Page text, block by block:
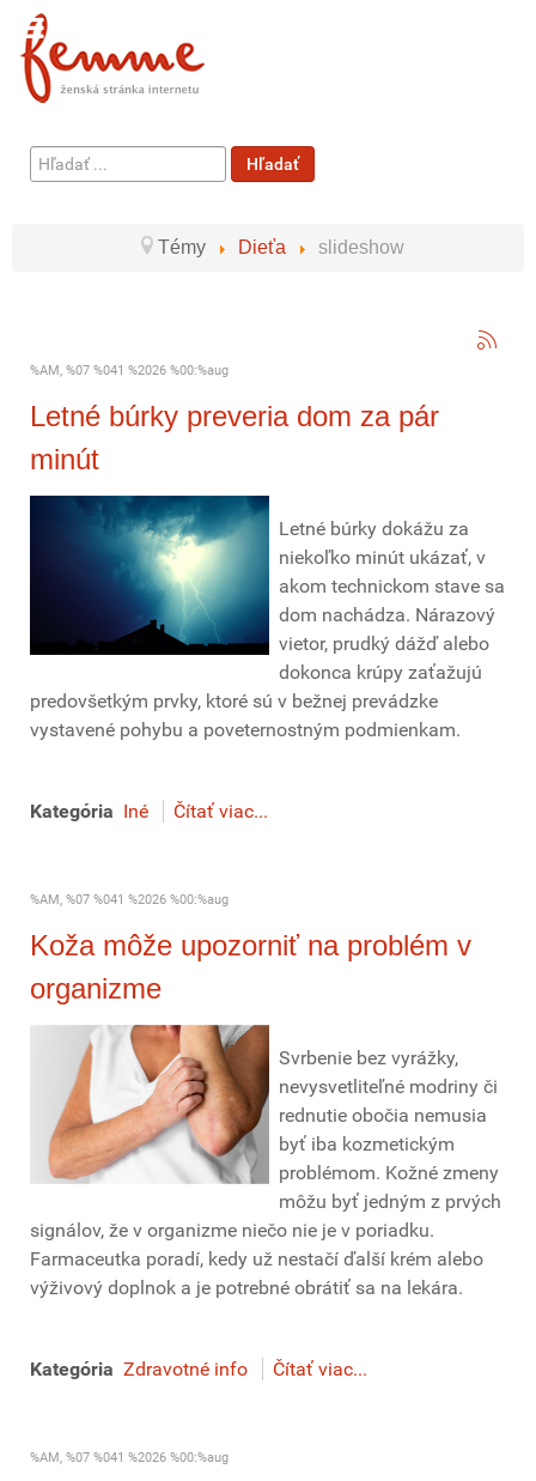
Hľadať
...
Hľadať
Témy Dieťa slideshow
%AM, %07 %041 %2026 %00:%aug
Letné búrky preveria dom za pár
minút
Letné búrky dokážu za
niekoľko minút ukázať, v
akom technickom stave sa
dom nachádza. Nárazový
vietor, prudký dážď alebo
dokonca krúpy zaťažujú
predovšetkým prvky, ktoré sú v bežnej prevádzke
vystavené pohybu a poveternostným podmienkam.
Kategória Iné Čítať viac...
%AM, %07 %041 %2026 %00:%aug
Koža môže upozorniť na problém v
organizme
Svrbenie bez vyrážky,
nevysvetliteľné modriny či
rednutie obočia nemusia
byť iba kozmetickým
problémom. Kožné zmeny
môžu byť jedným z prvých
signálov, že v organizme niečo nie je v poriadku.
Farmaceutka poradí, kedy už nestačí ďalší krém alebo
výživový doplnok a je potrebné obrátiť sa na lekára.
Kategória Zdravotné info Čítať viac...
%AM, %07 %041 %2026 %00:%aug